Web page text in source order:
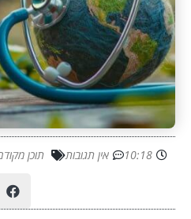
10:18 אין תגובות תוכן מקודם